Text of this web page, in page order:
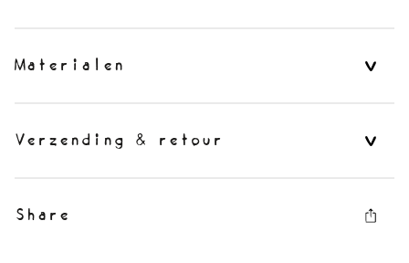
Materialen
Verzending & retour
Share